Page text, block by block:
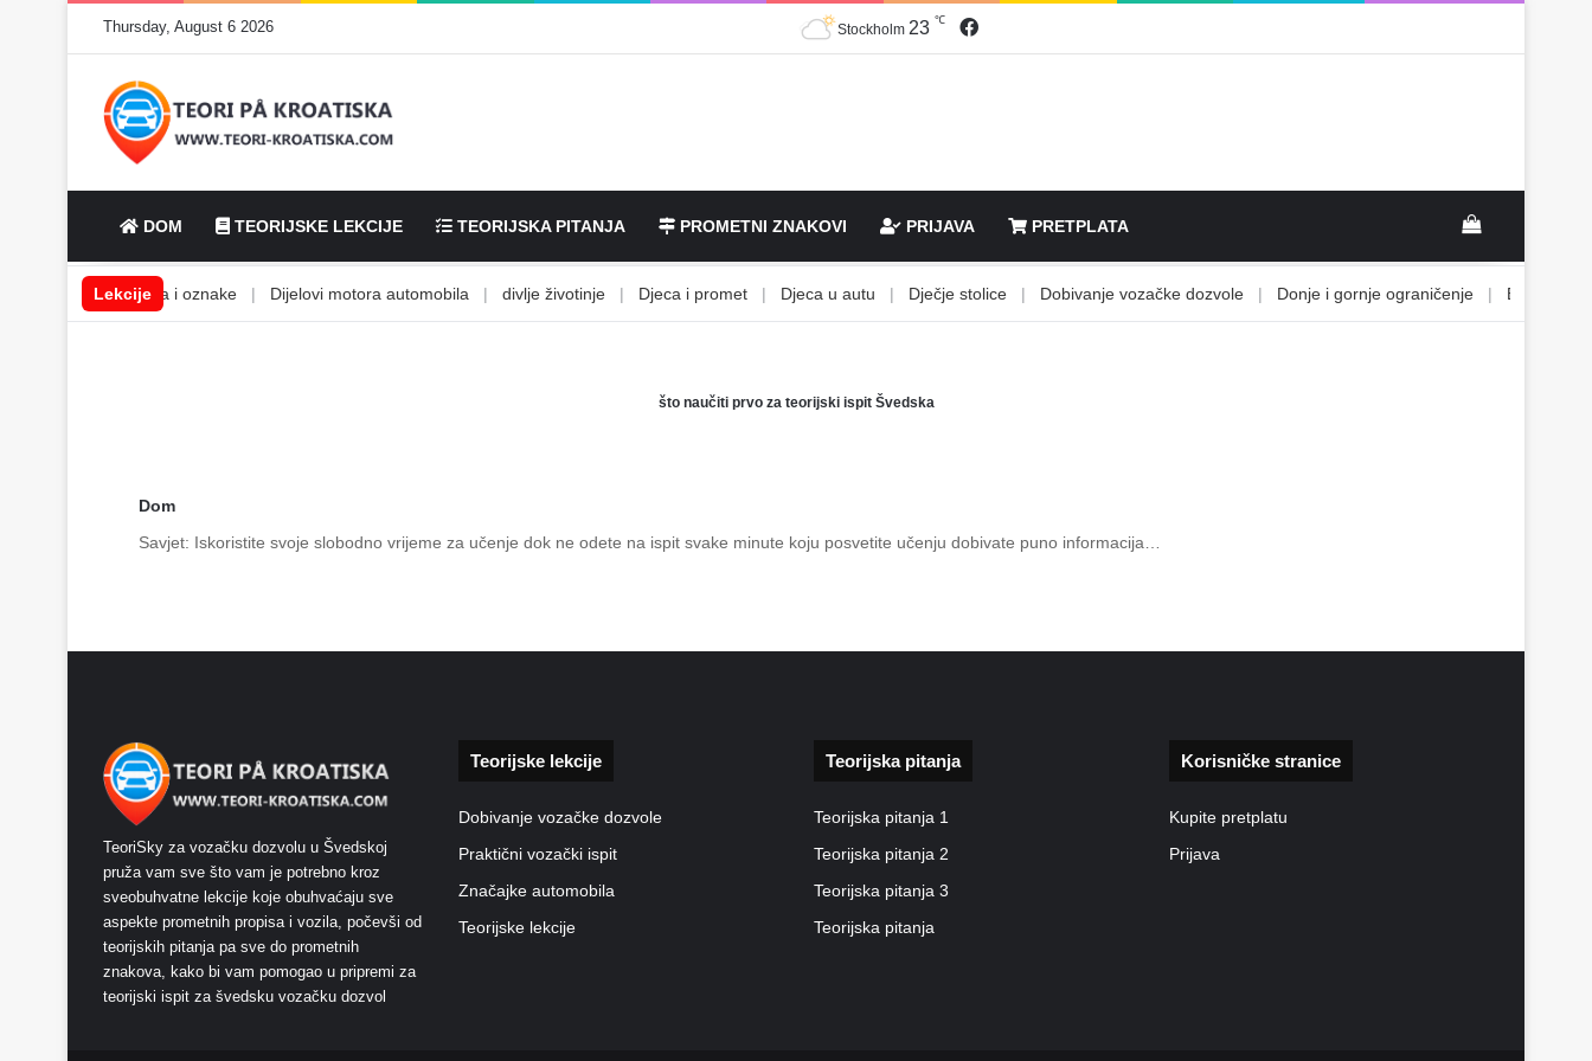
Thursday, August 6 2026 Stockholm 23 ℃ Facebook
DOM TEORIJSKE LEKCIJE TEORIJSKA PITANJA PROMETNI ZNAKOVI PRIJAVA PRETPLATA View your
Lekcije
Cestovna polja i oznake | Dijelovi motora automobila | divlje životinje | Djeca i promet | Djeca u autu | Dječje stolice | Dobivanje vozačke dozvole | Donje i gornje ograničenje | Ekonomsko
što naučiti prvo za teorijski ispit Švedska
Dom
Savjet: Iskoristite svoje slobodno vrijeme za učenje dok ne odete na ispit svake minute koju posvetite učenju dobivate puno informacija…
TeoriSky za vozačku dozvolu u Švedskoj
pruža vam sve što vam je potrebno kroz
sveobuhvatne lekcije koje obuhvaćaju sve
aspekte prometnih propisa i vozila, počevši od
teorijskih pitanja pa sve do prometnih
znakova, kako bi vam pomogao u pripremi za
teorijski ispit za švedsku vozačku dozvol
Teorijske lekcije
Dobivanje vozačke dozvole
Praktični vozački ispit
Značajke automobila
Teorijske lekcije
Teorijska pitanja
Teorijska pitanja 1
Teorijska pitanja 2
Teorijska pitanja 3
Teorijska pitanja
Korisničke stranice
Kupite pretplatu
Prijava